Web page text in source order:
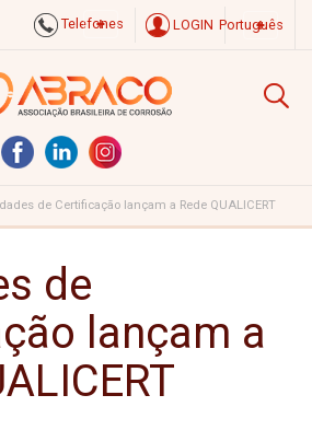
Telefones LOGIN Português
de Certificação lançam a Rede QUALICERT
de
lançam a